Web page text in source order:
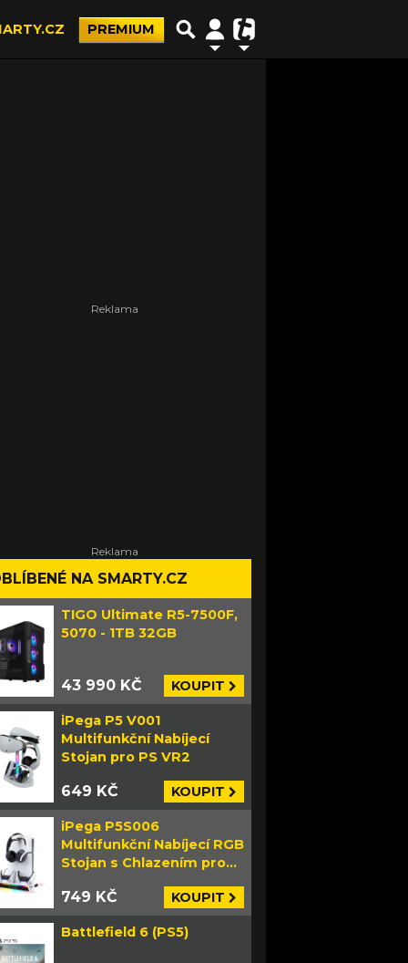
PREMIUM
NA SMARTY.CZ
TIGO Ultimate R5-7500F,
5070 - 1TB 32GB
43 990 KČ KOUPIT
iPega P5 V001
Multifunkční Nabíjecí
Stojan pro PS VR2
649 KČ KOUPIT
iPega P5S006
Multifunkční Nabíjecí RGB
Stojan s Chlazením pro
749 KČ KOUPIT
Battlefield 6 (PS5)